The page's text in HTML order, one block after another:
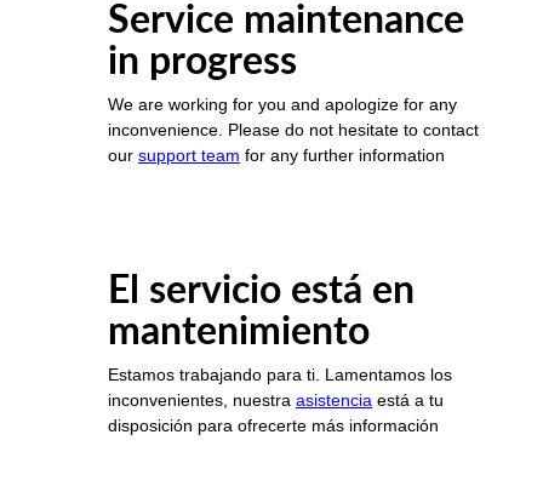
Service maintenance
in progress
We are working for you and apologize for any
inconvenience. Please do not hesitate to contact
our support team for any further information
El servicio está en
mantenimiento
Estamos trabajando para ti. Lamentamos los
inconvenientes, nuestra asistencia está a tu
disposición para ofrecerte más información